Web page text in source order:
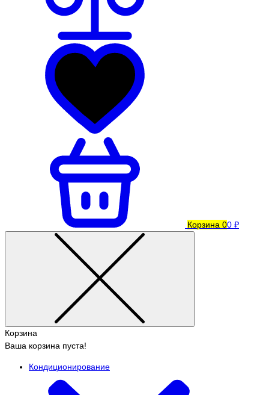
Корзина 00 ₽
Корзина
Ваша корзина пуста!
Кондиционирование